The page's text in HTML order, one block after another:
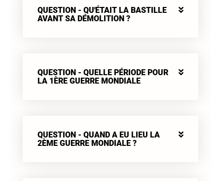
QUESTION - QU'ÉTAIT LA BASTILLE
AVANT SA DÉMOLITION ?
QUESTION - QUELLE PÉRIODE POUR
LA 1ÈRE GUERRE MONDIALE
QUESTION - QUAND A EU LIEU LA
2ÈME GUERRE MONDIALE ?